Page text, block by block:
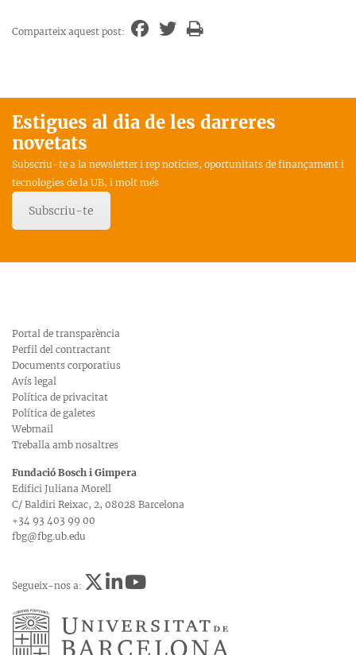
Comparteix aquest post:
Estigues al dia de les darreres
novetats
Subscriu-te a la newsletter i rep notícies, oportunitats de finançament i
tecnologies de la UB, i molt més
Subscriu-te
Portal de transparència
Perfil del contractant
Documents corporatius
Avís legal
Política de privacitat
Política de galetes
Webmail
Treballa amb nosaltres
Fundació Bosch i Gimpera
Edifici Juliana Morell
C/ Baldiri Reixac, 2, 08028 Barcelona
+34 93 403 99 00
fbg@fbg.ub.edu
Segueix-nos a: